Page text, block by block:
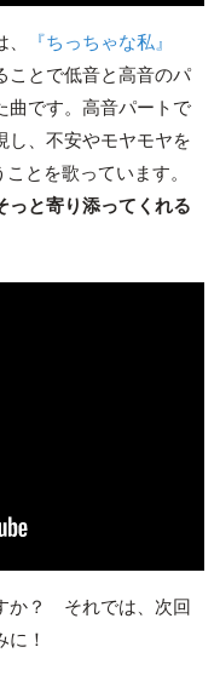
『ちっちゃな私』
ことで低音と高音のパ
曲です。高音パートで
し、不安やモヤモヤを
とを歌っています。
っと寄り添ってくれる
か？ それでは、次回
に！